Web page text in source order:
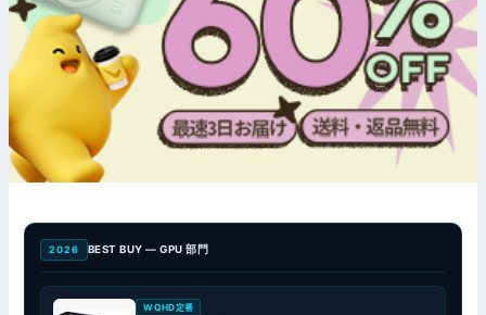
2026 BEST BUY — GPU 部門
WQHD定番